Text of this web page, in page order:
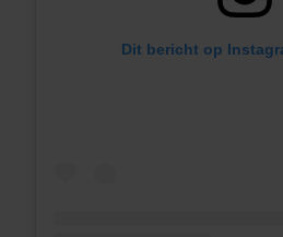
Dit bericht op